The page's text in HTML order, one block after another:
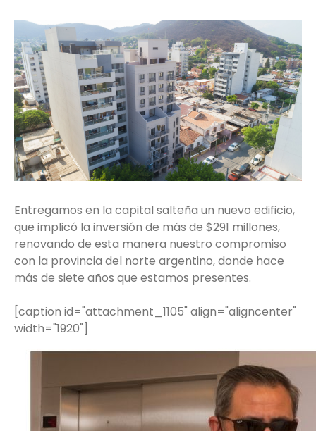
Entregamos en la capital salteña un nuevo edificio,
que implicó la inversión de más de $291 millones,
renovando de esta manera nuestro compromiso
con la provincia del norte argentino, donde hace
más de siete años que estamos presentes.
[caption id="attachment_1105" align="aligncenter"
width="1920"]